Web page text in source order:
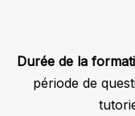
Durée de la
période de